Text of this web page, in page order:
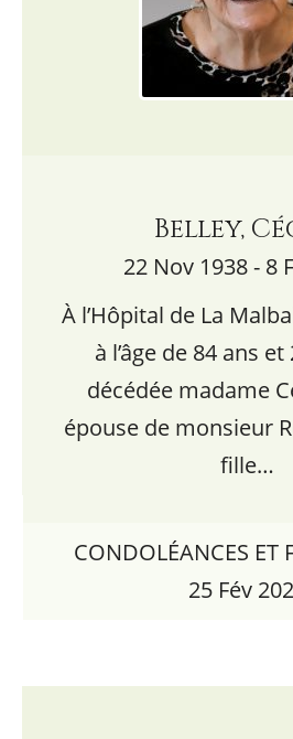
Belley,
22 Nov 1938 - 8
À l’Hôpital de La
à l’âge de 84 ans
décédée madame
épouse de monsieur
fille…
CONDOLÉANCES ET
25 Fév